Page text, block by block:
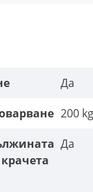
Да
200 kg
Да